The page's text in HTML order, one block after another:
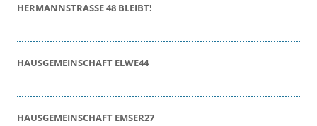
HERMANNSTRASSE 48 BLEIBT!
HAUSGEMEINSCHAFT ELWE44
HAUSGEMEINSCHAFT EMSER27